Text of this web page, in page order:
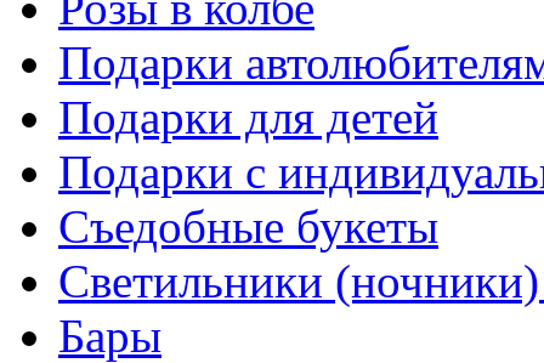
Подарки
Подарки для детей
Подарки с
Съедобные букеты
Светильники
Бары